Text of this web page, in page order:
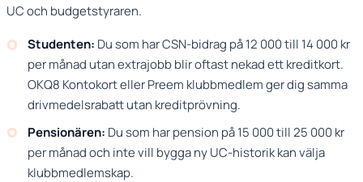
UC och budgetstyraren.
Studenten: Du som har CSN-bidrag på 12 000 till 14 000 kr
per månad utan extrajobb blir oftast nekad ett kreditkort.
OKQ8 Kontokort eller Preem klubbmedlem ger dig samma
drivmedelsrabatt utan kreditprövning.
Pensionären: Du som har pension på 15 000 till 25 000 kr
per månad och inte vill bygga ny UC-historik kan välja
klubbmedlemskap.